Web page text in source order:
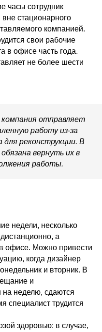
часы сотрудник
вне стационарного
компанией.
свои рабочие
в офисе часть года.
не более шести
компания отправляет
работу из-за
реконструкции. В
вернуть их в
работы.
недели, несколько
а
офисе. Можно привести
когда дизайнер
и вторник. В
и
на неделю, сдаются
специалист трудится
здоровью: в случае,